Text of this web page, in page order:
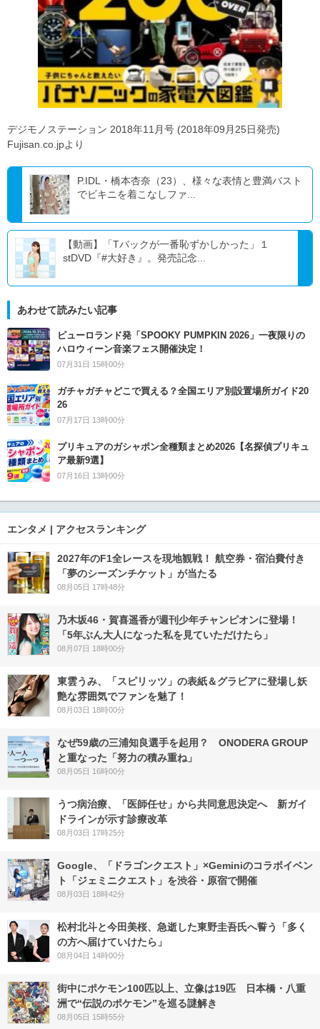
デジモノステーション 2018年11月号 (2018年09月25日発売)
Fujisan.co.jpより
P.IDL・橋本杏奈（23）、様々な表情と豊満バスト
でビキニを着こなしファ...
【動画】「Tバックが一番恥ずかしかった」１
stDVD『#大好き』。発売記念...
あわせて読みたい記事
ピューロランド発「SPOOKY PUMPKIN 2026」一夜限りの
ハロウィーン音楽フェス開催決定！
07月31日 15時00分
ガチャガチャどこで買える？全国エリア別設置場所ガイド20
26
07月17日 13時00分
プリキュアのガシャポン全種類まとめ2026【名探偵プリキュ
ア最新9選】
07月16日 13時00分
エンタメ | アクセスランキング
2027年のF1全レースを現地観戦！ 航空券・宿泊費付き
「夢のシーズンチケット」が当たる
08月05日 17時48分
乃木坂46・賀喜遥香が週刊少年チャンピオンに登場！
「5年ぶん大人になった私を見ていただけたら」
08月07日 18時00分
東雲うみ、「スピリッツ」の表紙＆グラビアに登場し妖
艶な雰囲気でファンを魅了！
08月03日 18時00分
なぜ59歳の三浦知良選手を起用？ ONODERA GROUP
と重なった「努力の積み重ね」
08月05日 16時00分
うつ病治療、「医師任せ」から共同意思決定へ 新ガイ
ドラインが示す診療改革
08月03日 17時25分
Google、「ドラゴンクエスト」×Geminiのコラボイベン
ト「ジェミニクエスト」を渋谷・原宿で開催
08月03日 18時42分
松村北斗と今田美桜、急逝した東野圭吾氏へ誓う「多く
の方へ届けていけたら」
08月04日 14時00分
街中にポケモン100匹以上、立像は19匹 日本橋・八重
洲で“伝説のポケモン”を巡る謎解き
08月05日 15時55分